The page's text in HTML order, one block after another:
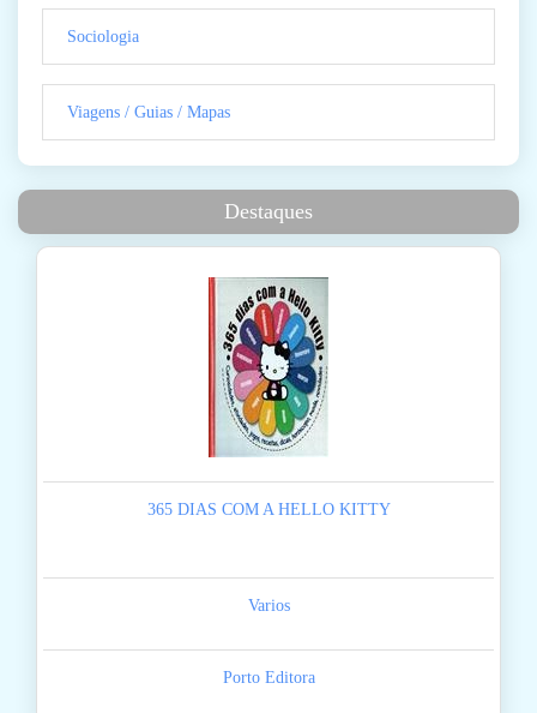
Sociologia
Viagens / Guias / Mapas
Destaques
365 DIAS COM A HELLO KITTY
Varios
Porto Editora